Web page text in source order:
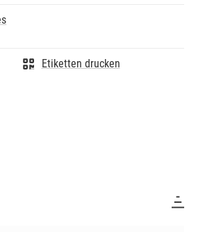
Etiketten drucken